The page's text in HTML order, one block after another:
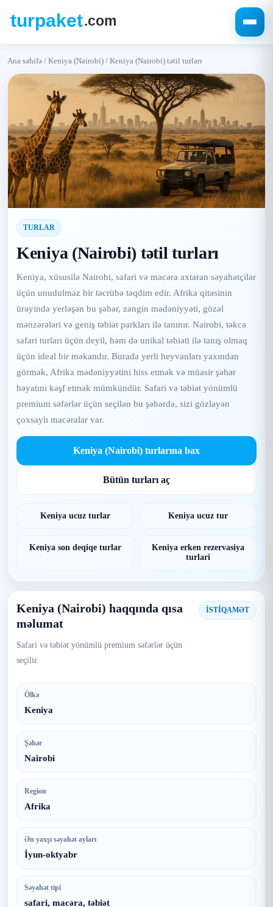
Ana səhifə / Keniya (Nairobi) / Keniya (Nairobi) tətil turları
TURLAR
Keniya (Nairobi) tətil turları
Keniya, xüsusilə Nairobi, safari və macəra axtaran səyahətçilər
üçün unudulmaz bir təcrübə təqdim edir. Afrika qitəsinin
ürəyində yerləşən bu şəhər, zəngin mədəniyyəti, gözəl
mənzərələri və geniş təbiət parkları ilə tanınır. Nairobi, təkcə
safari turları üçün deyil, həm də unikal təbiəti ilə tanış olmaq
üçün ideal bir məkandır. Burada yerli heyvanları yaxından
görmək, Afrika mədəniyyətini hiss etmək və müasir şəhər
həyatını kəşf etmək mümkündür. Safari və təbiət yönümlü
premium səfərlər üçün seçilən bu şəhərdə, sizi gözləyən
çoxsaylı macəralar var.
Keniya (Nairobi) turlarına bax
Bütün turları aç
Keniya ucuz turlar Keniya ucuz tur
Keniya son deqiqe turlar
Keniya erken rezervasiya
turlari
Keniya (Nairobi) haqqında qısa
məlumat
Safari və təbiət yönümlü premium səfərlər üçün
seçilir.
İSTİQAMƏT
Ölkə
Keniya
Şəhər
Nairobi
Region
Afrika
Ən yaxşı səyahət ayları
İyun-oktyabr
Səyahət tipi
safari, macəra, təbiət